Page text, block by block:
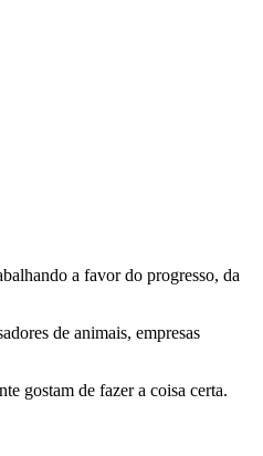
a favor do progresso, da
de animais, empresas
gostam de fazer a coisa certa.